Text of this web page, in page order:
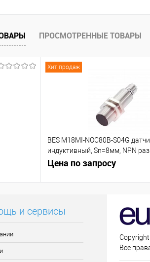
ПРОСМОТРЕННЫЕ ТОВАРЫ
Хит продаж
BES M18MI-NOC80B-S04G
индуктивный, Sn=8мм, NPN
контакт (NC)
Цена по запросу
и сервисы
Все